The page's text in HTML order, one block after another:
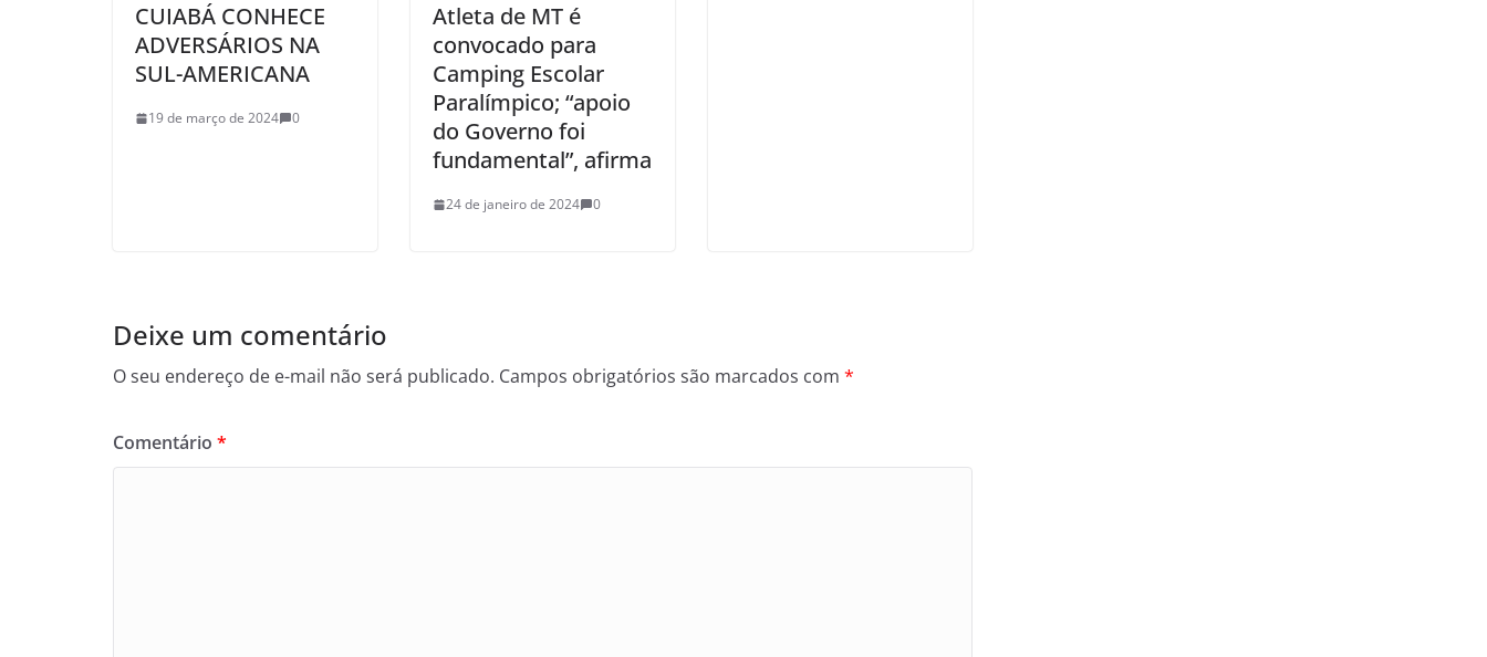
CUIABÁ CONHECE
ADVERSÁRIOS NA
SUL-AMERICANA
19 de março de 2024 0
Atleta de MT é
convocado para
Camping Escolar
Paralímpico; “apoio
do Governo foi
fundamental”, afirma
24 de janeiro de 2024 0
Deixe um comentário
O seu endereço de e-mail não será publicado. Campos obrigatórios são marcados com *
Comentário *